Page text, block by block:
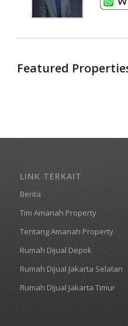
Featured
LINK TERKAIT
Berita
Tim Amanah Property
Tentang Amanah Property
Rumah Dijual Depok
Rumah Dijual Jakarta Selatan
Rumah Dijual Jakarta Timur